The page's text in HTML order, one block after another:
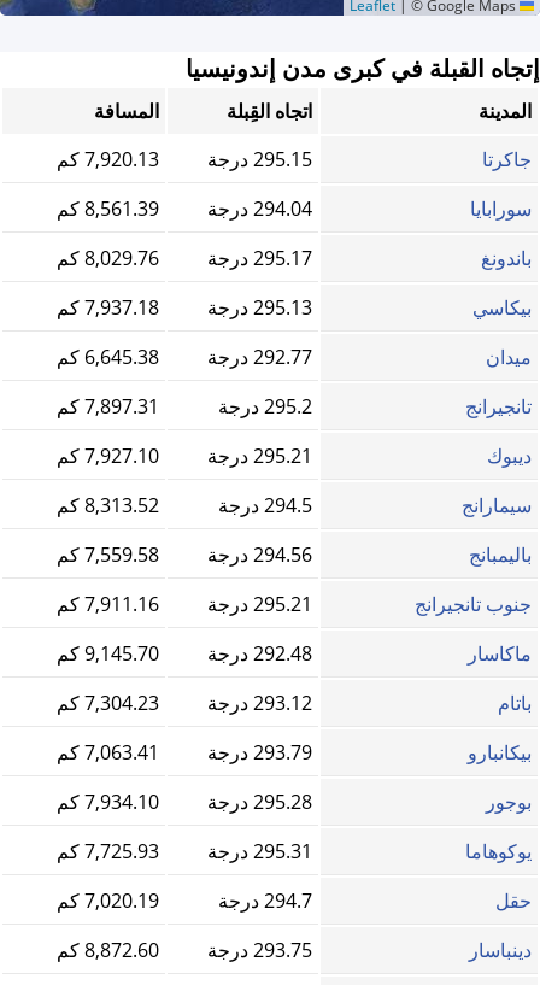
© Google Maps
إتجاه القبلة في كبرى مدن إندونيسيا
المدينة اتجاه القِبلة
المسافة
جاكرتا
295.15 درجة
7,920.13 كم
سورابايا
294.04 درجة
8,561.39 كم
باندونغ
295.17 درجة
8,029.76 كم
بيكاسي
295.13 درجة
7,937.18 كم
ميدان
292.77 درجة
6,645.38 كم
تانجيرانج
295.2 درجة
7,897.31 كم
ديبوك
295.21 درجة
7,927.10 كم
سيمارانج
294.5 درجة
8,313.52 كم
باليمبانج
294.56 درجة
7,559.58 كم
جنوب تانجيرانج
295.21 درجة
7,911.16 كم
ماكاسار
292.48 درجة
9,145.70 كم
باتام
293.12 درجة
7,304.23 كم
بيكانبارو
293.79 درجة
7,063.41 كم
بوجور
295.28 درجة
7,934.10 كم
يوكوهاما
295.31 درجة
7,725.93 كم
حقل
294.7 درجة
7,020.19 كم
دينباسار
293.75 درجة
8,872.60 كم